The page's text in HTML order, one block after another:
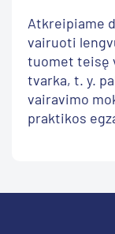
Atkreipiame
vairuoti
tuomet teisę
tvarka, t. y.
vairavimo
praktikos